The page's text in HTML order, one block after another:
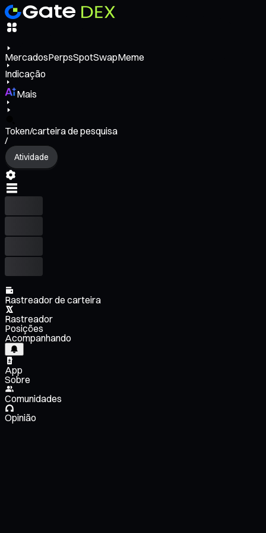
MercadosPerpsSpotSwapMeme
Indicação
Mais
Token/carteira de pesquisa
/
Atividade
Rastreador de carteira
Rastreador
Posições
Acompanhando
App
Sobre
Comunidades
Opinião